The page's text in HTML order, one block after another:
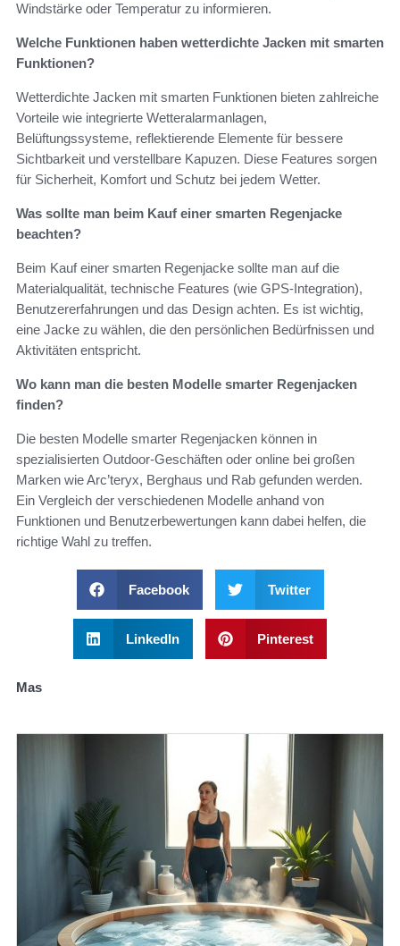
Windstärke oder Temperatur zu informieren.
Welche Funktionen haben wetterdichte Jacken mit smarten
Funktionen?
Wetterdichte Jacken mit smarten Funktionen bieten zahlreiche
Vorteile wie integrierte Wetteralarmanlagen,
Belüftungssysteme, reflektierende Elemente für bessere
Sichtbarkeit und verstellbare Kapuzen. Diese Features sorgen
für Sicherheit, Komfort und Schutz bei jedem Wetter.
Was sollte man beim Kauf einer smarten Regenjacke
beachten?
Beim Kauf einer smarten Regenjacke sollte man auf die
Materialqualität, technische Features (wie GPS-Integration),
Benutzererfahrungen und das Design achten. Es ist wichtig,
eine Jacke zu wählen, die den persönlichen Bedürfnissen und
Aktivitäten entspricht.
Wo kann man die besten Modelle smarter Regenjacken
finden?
Die besten Modelle smarter Regenjacken können in
spezialisierten Outdoor-Geschäften oder online bei großen
Marken wie Arc’teryx, Berghaus und Rab gefunden werden.
Ein Vergleich der verschiedenen Modelle anhand von
Funktionen und Benutzerbewertungen kann dabei helfen, die
richtige Wahl zu treffen.
Facebook Twitter
LinkedIn Pinterest
Mas